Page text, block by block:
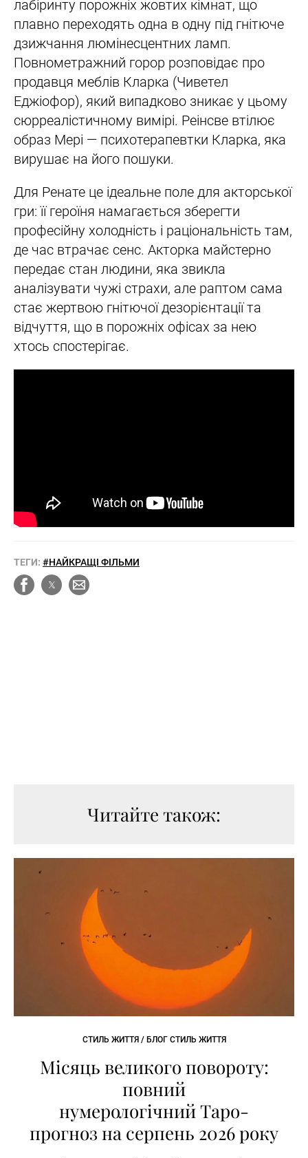
лабіринту порожніх жовтих кімнат, що
плавно переходять одна в одну під гнітюче
дзижчання люмінесцентних ламп.
Повнометражний горор розповідає про
продавця меблів Кларка (Чиветел
Еджіофор), який випадково зникає у цьому
сюрреалістичному вимірі. Реінсве втілює
образ Мері — психотерапевтки Кларка, яка
вирушає на його пошуки.
Для Ренате це ідеальне поле для акторської
гри: її героїня намагається зберегти
професійну холодність і раціональність там,
де час втрачає сенс. Акторка майстерно
передає стан людини, яка звикла
аналізувати чужі страхи, але раптом сама
стає жертвою гнітючої дезорієнтації та
відчуття, що в порожніх офісах за нею
хтось спостерігає.
ТЕГИ: #НАЙКРАЩІ ФІЛЬМИ
Читайте також:
СТИЛЬ ЖИТТЯ / БЛОГ СТИЛЬ ЖИТТЯ
Місяць великого повороту:
повний
нумерологічний Таро-
прогноз на серпень 2026 року